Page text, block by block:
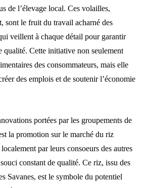
de l’élevage local. Ces volailles,
sont le fruit du travail acharné des
veillent à chaque détail pour garantir
qualité. Cette initiative non seulement
des consommateurs, mais elle
des emplois et de soutenir l’économie
portées par les groupements de
la promotion sur le marché du riz
par leurs consoeurs des autres
constant de qualité. Ce riz, issu des
Savanes, est le symbole du potentiel